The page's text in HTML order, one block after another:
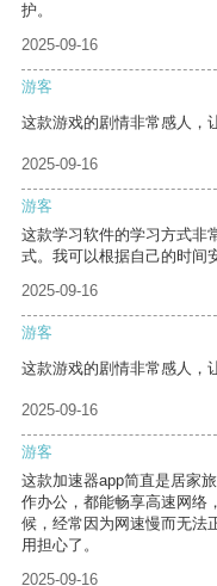
护。
2025-09-16
游客
这款游戏的剧情非常感人，
2025-09-16
游客
这款学习软件的学习方式非
式。我可以根据自己的时间
2025-09-16
游客
这款游戏的剧情非常感人，
2025-09-16
游客
这款加速器app简直是居家
作办公，都能畅享高速网络
候，经常因为网速慢而无法
用担心了。
2025-09-16